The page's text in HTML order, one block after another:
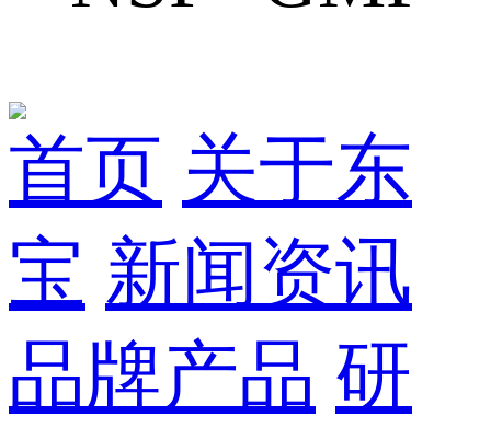
首页 关于东
宝 新闻资讯
品牌产品 研